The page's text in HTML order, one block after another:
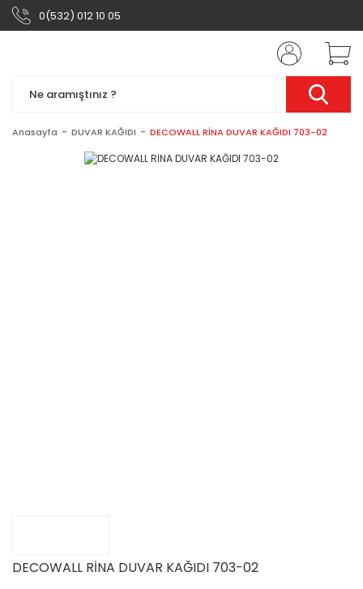
0(532) 012 10 05
Anasayfa DUVAR KAĞIDI DECOWALL RİNA DUVAR KAĞIDI 703-02
DECOWALL RİNA DUVAR KAĞIDI 703-02